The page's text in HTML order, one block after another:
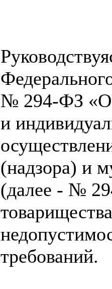
№ 294-ФЗ «О
и
(надзора) и
(далее - №
требований.